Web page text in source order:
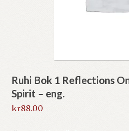
Ruhi Bok 1 Reflections
Spirit – eng.
kr88.00